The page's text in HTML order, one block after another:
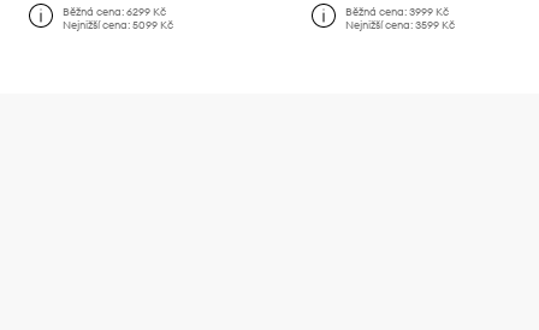
Běžná cena:6299 Kč
Nejnižší cena:5099 Kč
Běžná cena: 3999 Kč
Nejnižší cena: 3599 Kč